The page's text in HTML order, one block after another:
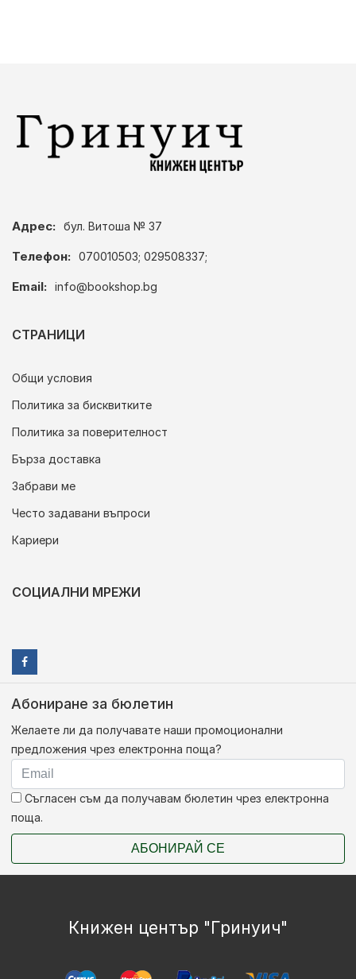
Адрес: бул. Витоша № 37
Телефон: 070010503; 029508337;
Email: info@bookshop.bg
СТРАНИЦИ
Общи условия
Политика за бисквитките
Политика за поверителност
Бърза доставка
Забрави ме
Често задавани въпроси
Кариери
СОЦИАЛНИ МРЕЖИ
Абониране за бюлетин
Желаете ли да получавате наши промоционални
предложения чрез електронна поща?
Съгласен съм да получавам бюлетин чрез електронна
поща.
АБОНИРАЙ СЕ
Книжен център "Гринуич"